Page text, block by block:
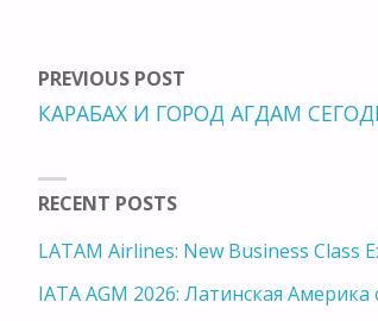
PREVIOUS POST
КАРАБАХ И ГОРОД АГДАМ
RECENT POSTS
LATAM Airlines: New Business Class
IATA AGM 2026: Латинская